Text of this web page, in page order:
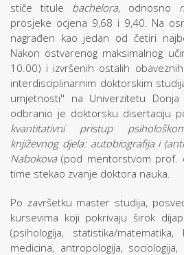
stiče titule bachelora, odnosno
prosjeke ocjena 9,68 i 9,40. Na
nagrađen kao jedan od četiri
Nakon ostvarenog maksimalnog
10.00) i izvršenih ostalih
interdisciplinarnim doktorskim
umjetnosti'' na Univerzitetu
odbranio je doktorsku disertaciju
kvantitativni pristup
književnog djela: autobiografija i
Nabokova(pod mentorstvom prof.
time stekao zvanje doktora nauka.
Po završetku master studija,
kursevima koji pokrivaju širok
(psihologija, statistika/
medicina, antropologija,